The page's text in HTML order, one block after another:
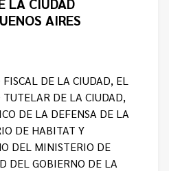
AIRES
DE LA CIUDAD, EL
DE LA CIUDAD,
DE LA DEFENSA DE LA
DE HABITAT Y
DEL MINISTERIO DE
DEL GOBIERNO DE LA